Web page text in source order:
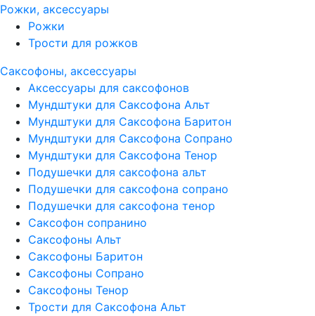
Рожки, аксессуары
Рожки
Трости для рожков
Саксофоны, аксессуары
Аксессуары для саксофонов
Мундштуки для Саксофона Альт
Мундштуки для Саксофона Баритон
Мундштуки для Саксофона Сопрано
Мундштуки для Саксофона Тенор
Подушечки для саксофона альт
Подушечки для саксофона сопрано
Подушечки для саксофона тенор
Саксофон сопранино
Саксофоны Альт
Саксофоны Баритон
Саксофоны Сопрано
Саксофоны Тенор
Трости для Саксофона Альт